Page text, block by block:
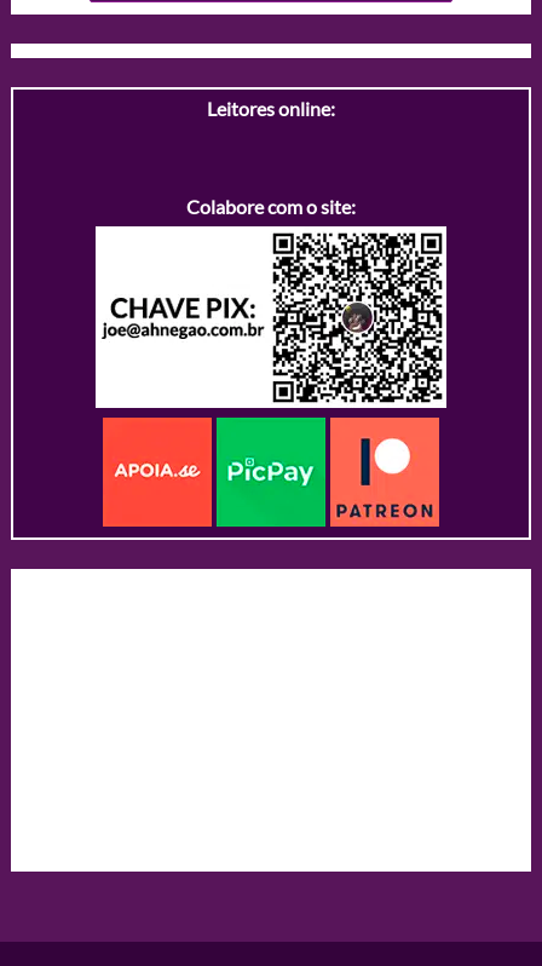
Leitores online:
Colabore com o site: